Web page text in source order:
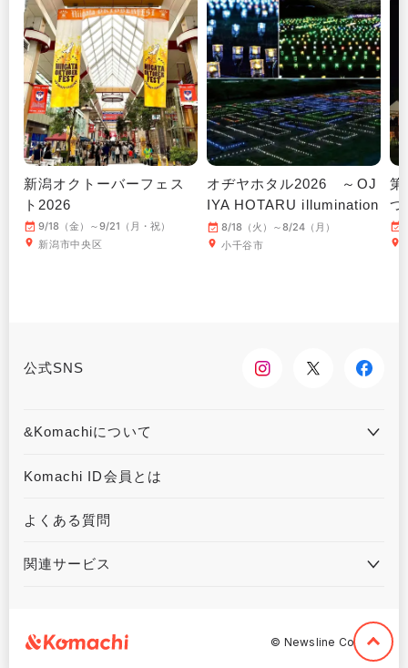
新潟オクトーバーフェス
ト2026
9/18（金）～9/21（月・祝）
新潟市中央区
オヂヤホタル2026 ～OJ
IYA HOTARU illumination
～ 8/18（火）～8/24（月）
小千谷市
第
つ
公式SNS
&Komachiについて
&Komachiとは
Komachi ID会員とは
よくある質問
関連サービス
©︎ Newsline Co,. Ltd.